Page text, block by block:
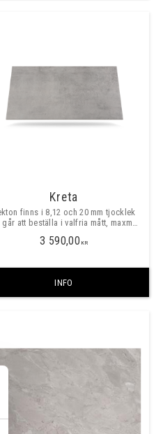
Kreta
finns i 8,12 och 20 mm tjocklek
går att beställa i valfria mått, maxmått
3 590,00 KR
INFO